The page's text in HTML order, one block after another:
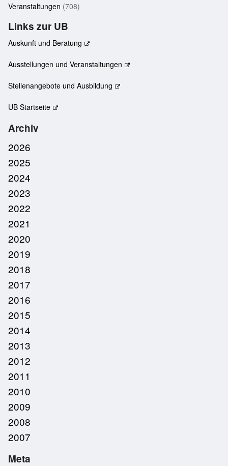
Veranstaltungen (708)
Links zur UB
Auskunft und Beratung
Ausstellungen und Veranstaltungen
Stellenangebote und Ausbildung
UB Startseite
Archiv
2026
2025
2024
2023
2022
2021
2020
2019
2018
2017
2016
2015
2014
2013
2012
2011
2010
2009
2008
2007
Meta